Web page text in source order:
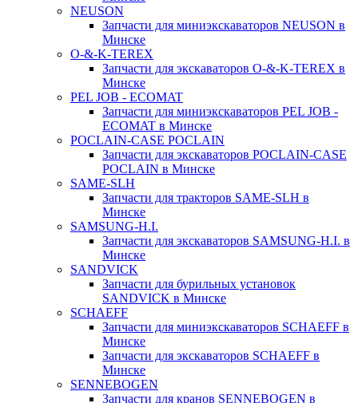
NEUSON
Запчасти для миниэкскаваторов NEUSON в
Минске
O-&-K-TEREX
Запчасти для экскаваторов O-&-K-TEREX в
Минске
PEL JOB - ECOMAT
Запчасти для миниэкскаваторов PEL JOB -
ECOMAT в Минске
POCLAIN-CASE POCLAIN
Запчасти для экскаваторов POCLAIN-CASE
POCLAIN в Минске
SAME-SLH
Запчасти для тракторов SAME-SLH в
Минске
SAMSUNG-H.I.
Запчасти для экскаваторов SAMSUNG-H.I. в
Минске
SANDVICK
Запчасти для бурильных установок
SANDVICK в Минске
SCHAEFF
Запчасти для миниэкскаваторов SCHAEFF в
Минске
Запчасти для экскаваторов SCHAEFF в
Минске
SENNEBOGEN
Запчасти для кранов SENNEBOGEN в